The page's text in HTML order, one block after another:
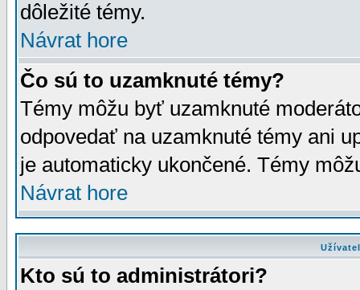
dôležité témy.
Návrat hore
Čo sú to uzamknuté témy?
Témy môžu byť uzamknuté
odpovedať na uzamknuté témy ani
je automaticky ukončené. Témy
Návrat hore
Kto sú to administrátori?